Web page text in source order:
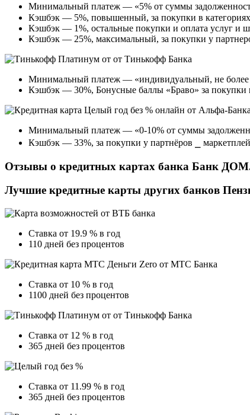
Минимальный платеж — «5% от суммы
Кэшбэк — 5%, повышенный, за покупки в
Кэшбэк — 1%, остальные покупки и оплата услуг
Кэшбэк — 25%, максимальный, за покупки у
Минимальный платеж — «индивидуальный, не более
Кэшбэк — 30%, Бонусные баллы «Браво» за покупки
Минимальный платеж — «0-10% от суммы
Кэшбэк — 33%, за покупки у партнёров ⎯
Отзывы о кредитных картах банка Банк
Лучшие кредитные карты других банков
Ставка от 19.9 % в год
110 дней без процентов
Ставка от 10 % в год
1100 дней без процентов
Ставка от 12 % в год
365 дней без процентов
Ставка от 11.99 % в год
365 дней без процентов